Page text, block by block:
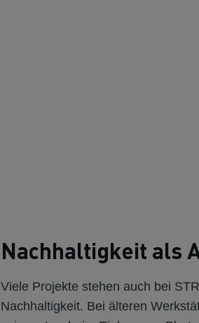
Nachhaltigkeit als
Viele Projekte stehen auch bei
Nachhaltigkeit. Bei älteren